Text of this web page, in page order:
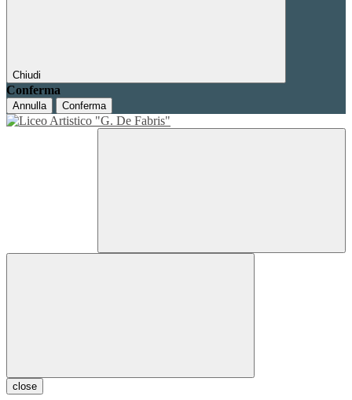
Chiudi
Conferma
Annulla Conferma
close